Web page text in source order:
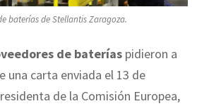
baterías de Stellantis Zaragoza.
de baterías pidieron a
una carta enviada el 13 de
de la Comisión Europea,